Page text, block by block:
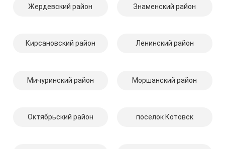
Жердевский район Знаменский район
Кирсановский район Ленинский район
Мичуринский район Моршанский район
Октябрьский район поселок Котовск